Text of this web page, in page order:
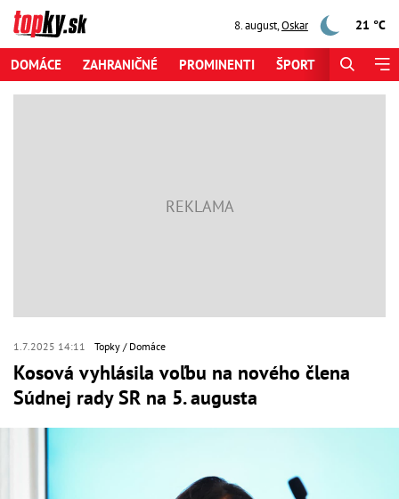
8. august,Oskar 21 °C
DOMÁCE ZAHRANIČNÉ PROMINENTI ŠPORT
1.7.2025 14:11 Topky Domáce
Kosová vyhlásila voľbu na nového člena
Súdnej rady SR na 5. augusta